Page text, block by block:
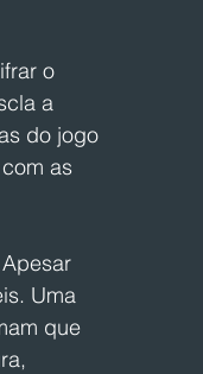
o
a
do jogo
as
Uma
que